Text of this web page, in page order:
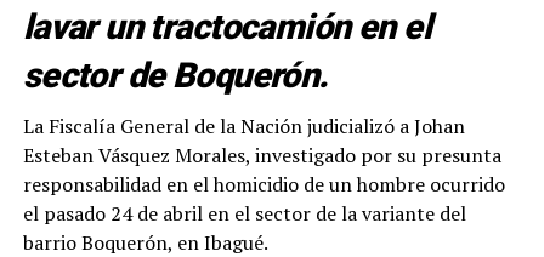
lavar un tractocamión en el
sector de Boquerón.
La Fiscalía General de la Nación judicializó a Johan
Esteban Vásquez Morales, investigado por su presunta
responsabilidad en el homicidio de un hombre ocurrido
el pasado 24 de abril en el sector de la variante del
barrio Boquerón, en Ibagué.